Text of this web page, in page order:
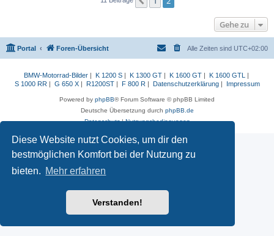
Diese Website nutzt Cookies, um dir den
bestmöglichen Komfort bei der Nutzung zu
bieten. Mehr erfahren
Verstanden!
Gehe zu
Portal Foren-Übersicht Alle Zeiten sind UTC+02:00
BMW-Motorrad-Bilder| K 1200 S| K 1300 GT| K 1600 GT| K 1600 GTL
|
S 1000 RR | G 650 X| R1200ST| F 800 R | Datenschutzerklärung| Impressum
Powered by phpBB® Forum Software © phpBB Limited
Deutsche Übersetzung durch phpBB.de
Datenschutz|Nutzungsbedingungen